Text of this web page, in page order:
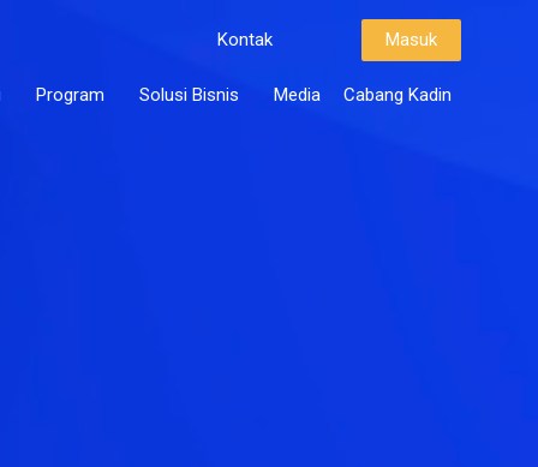
Kontak Masuk
Program Solusi Bisnis Media Cabang Kadin